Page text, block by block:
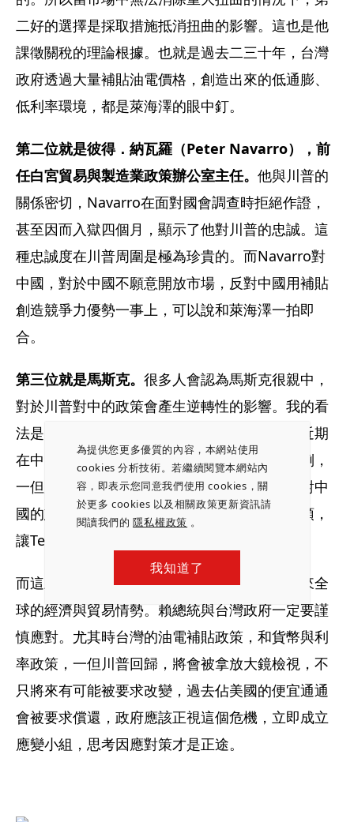
為提供您更多優質的內容，本網站使用
cookies 分析技術。若繼續閱覽本網站內
容，即表示您同意我們使用 cookies，關
於更多 cookies 以及相關政策更新資訊請
閱讀我們的隱私權政策 。
我知道了
二好的選擇是採取措施抵消扭曲的影響。這也是他
課徵關稅的理論根據。也就是過去二三十年，台灣
政府透過大量補貼油電價格，創造出來的低通膨、
低利率環境，都是萊海澤的眼中釘。
第二位就是彼得．納瓦羅（Peter Navarro），前
任白宮貿易與製造業政策辦公室主任。 他與川普的
關係密切，Navarro在面對國會調查時拒絕作證，
甚至因而入獄四個月，顯示了他對川普的忠誠。這
種忠誠度在川普周圍是極為珍貴的。而Navarro對
中國，對於中國不願意開放市場，反對中國用補貼
創造競爭力優勢一事上，可以說和萊海澤一拍即
合。
第三位就是馬斯克。 很多人會認為馬斯克很親中，
對於川普對中的政策會產生逆轉性的影響。我的看
法是，商人基本上是哪裡有錢哪裡去。馬斯克近期
在中國電動車市場被中國電動車打得兵敗如山倒，
一但川普上台，他最希望的恐怕不是逆轉美國對中
國的態度，更希望的是中國降低補貼，減少干預，
讓Tesla重振雄風。
而這三位川普的經濟關鍵人物，恐怕將重塑未來全
球的經濟與貿易情勢。賴總統與台灣政府一定要謹
慎應對。尤其時台灣的油電補貼政策，和貨幣與利
率政策，一但川普回歸，將會被拿放大鏡檢視，不
只將來有可能被要求改變，過去佔美國的便宜通通
會被要求償還，政府應該正視這個危機，立即成立
應變小組，思考因應對策才是正途。